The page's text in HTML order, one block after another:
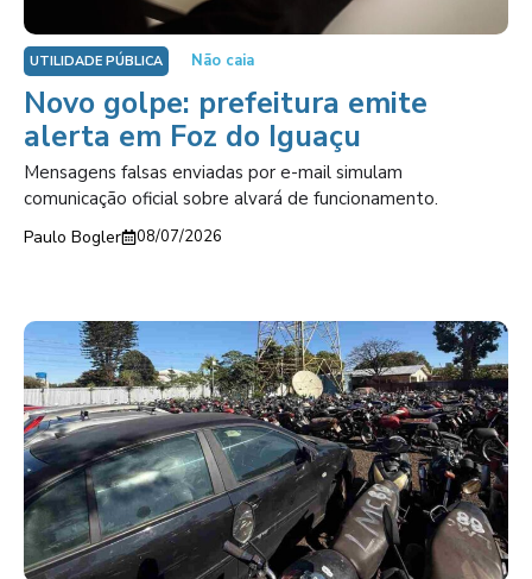
UTILIDADE PÚBLICA Não caia
Novo golpe: prefeitura emite
alerta em Foz do Iguaçu
Mensagens falsas enviadas por e-mail simulam
comunicação oficial sobre alvará de funcionamento.
Paulo Bogler 08/07/2026